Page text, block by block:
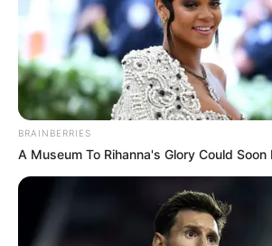
BRAINBERRIES
A Museum To Rihanna's Glory Could Soon